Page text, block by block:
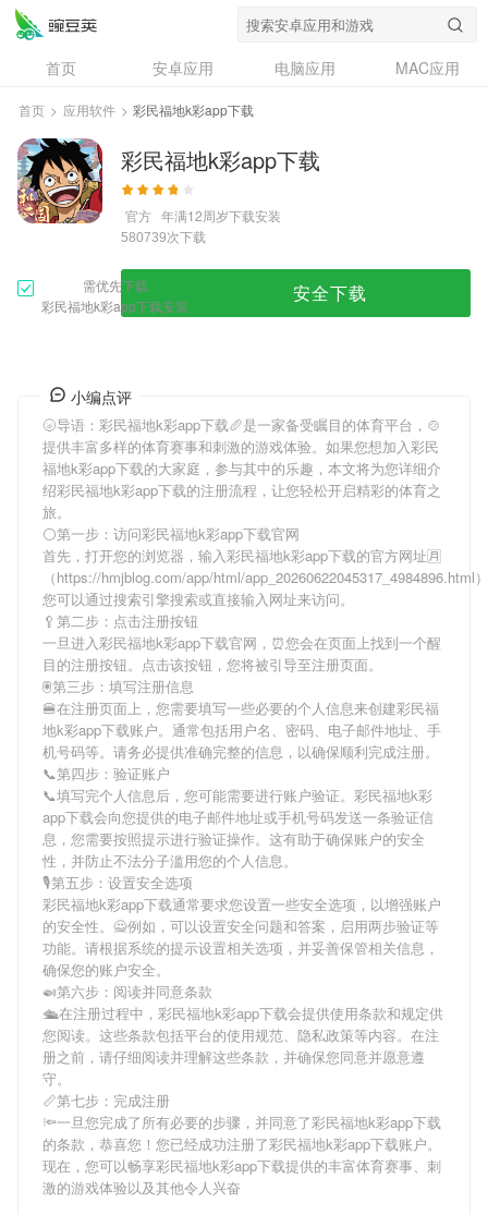
首页 安卓应用 电脑应用
MAC应用
资讯
专题
问答
首页 > 应用软件 > 彩民福地k彩app下载
彩民福地k彩app下载
官方 年满12周岁下载安装
580739次下载
需优先下载
彩民福地k彩app下载安装
安全下载
小编点评
🌝导语： 彩民福地k彩app下载🥖是一家备受瞩目的体育平台，🍲
提供丰富多样的体育赛事和刺激的游戏体验。如果您想加入彩民
福地k彩app下载的大家庭，参与其中的乐趣，本文将为您详细介
绍彩民福地k彩app下载的注册流程，让您轻松开启精彩的体育之
旅。
⚪第一步：访问彩民福地k彩app下载官网
首先，打开您的浏览器，输入彩民福地k彩app下载的官方网址🈷
（https://hmjblog.com/app/html/app_20260622045317_4984896.html
您可以通过搜索引擎搜索或直接输入网址来访问。
🥄第二步：点击注册按钮
一旦进入彩民福地k彩app下载官网，⏰您会在页面上找到一个醒
目的注册按钮。点击该按钮，您将被引导至注册页面。
🖲第三步：填写注册信息
🍔在注册页面上，您需要填写一些必要的个人信息来创建彩民福
地k彩app下载账户。通常包括用户名、密码、电子邮件地址、手
机号码等。请务必提供准确完整的信息，以确保顺利完成注册。
📞第四步：验证账户
📞填写完个人信息后，您可能需要进行账户验证。 彩民福地k彩
app下载会向您提供的电子邮件地址或手机号码发送一条验证信
息，您需要按照提示进行验证操作。这有助于确保账户的安全
性，并防止不法分子滥用您的个人信息。
🎙第五步：设置安全选项
彩民福地k彩app下载通常要求您设置一些安全选项，以增强账户
的安全性。🙅例如，可以设置安全问题和答案，启用两步验证等
功能。请根据系统的提示设置相关选项，并妥善保管相关信息，
确保您的账户安全。
🍛第六步：阅读并同意条款
🛳在注册过程中， 彩民福地k彩app下载会提供使用条款和规定供
您阅读。这些条款包括平台的使用规范、隐私政策等内容。在注
册之前，请仔细阅读并理解这些条款，并确保您同意并愿意遵
守。
📏第七步：完成注册
🔦一旦您完成了所有必要的步骤，并同意了彩民福地k彩app下载
的条款，恭喜您！您已经成功注册了彩民福地k彩app下载账户。
现在，您可以畅享彩民福地k彩app下载提供的丰富体育赛事、刺
激的游戏体验以及其他令人兴奋